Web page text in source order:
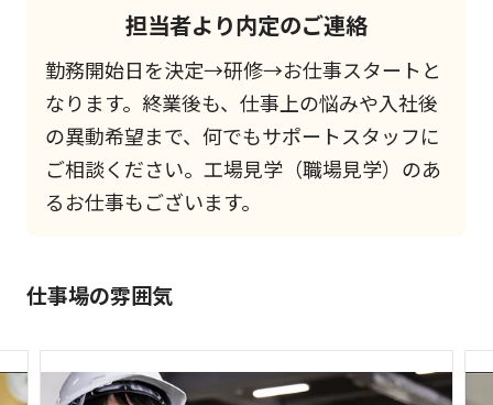
担当者より内定のご連絡
勤務開始日を決定→研修→お仕事スタートと
なります。終業後も、仕事上の悩みや入社後
の異動希望まで、何でもサポートスタッフに
ご相談ください。工場見学（職場見学）のあ
るお仕事もございます。
仕事場の雰囲気